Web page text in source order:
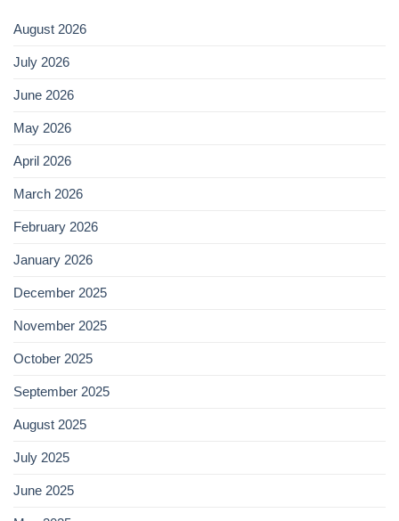
August 2026
July 2026
June 2026
May 2026
April 2026
March 2026
February 2026
January 2026
December 2025
November 2025
October 2025
September 2025
August 2025
July 2025
June 2025